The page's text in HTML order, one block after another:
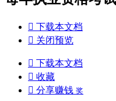
 下载本文档
 关闭预览
 下载本文档
 收藏
 分享赚钱 奖